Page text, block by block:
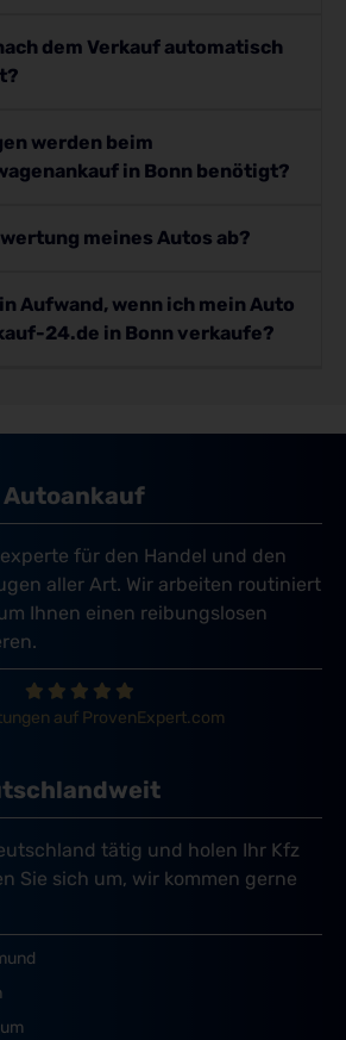
dem Verkauf automatisch
werden beim
in Bonn benötigt?
meines Autos ab?
Aufwand, wenn ich mein Auto
24.de in Bonn verkaufe?
Autoankauf
für den Handel und den
aller Art. Wir arbeiten routiniert
Ihnen einen reibungslosen
auf ProvenExpert.com
tätig und holen Ihr Kfz
Sie sich um, wir kommen gerne